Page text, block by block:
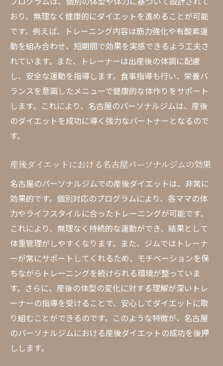
の特別プログラム
名古屋の特別プログラムで産後ダイエット
を始めよう
健康的な体型戻しを目指す名古屋パーソナ
ルジムの秘訣
産後ケアに特化した名古屋のパーソナルジ
ムの魅力
名古屋パーソナルジムの特別プログラムで
ナルジム利用法
名古屋での産後ダイエットをサポートする
特別プログラム
経験豊富なトレーナーがいる名古屋パーソナル
ジムでの産後サポート
名古屋パーソナルジムの熟練トレーナーに
よる安心サポート
産後ダイエットにおける名古屋のトレーナ
ーの役割
トレーナーの指導で産後の体型戻しを確実
に
おり、無理なく健康的にダイエットを進めることが可能
です。例えば、トレーニング内容は筋力強化や有酸素運
動を組み合わせ、短期間で効果を実感できるよう工夫さ
れています。また、トレーナーは出産後の体調に配慮
し、安全な運動を指導します。食事指導も行い、栄養バ
ランスを意識したメニューで健康的な体作りをサポート
します。これにより、名古屋のパーソナルジムは、産後
のダイエットを成功に導く強力なパートナーとなるので
す。
産後ダイエットにおける名古屋パーソナルジムの効果
名古屋のパーソナルジムでの産後ダイエットは、非常に
効果的です。個別対応のプログラムにより、各ママの体
力やライフスタイルに合ったトレーニングが可能です。
これにより、無理なく持続的な運動ができ、結果として
体重管理がしやすくなります。また、ジムではトレーナ
ーが常にサポートしてくれるため、モチベーションを保
ちながらトレーニングを続けられる環境が整っていま
す。さらに、産後の体型の変化に対する理解が深いトレ
ーナーの指導を受けることで、安心してダイエットに取
り組むことができるのです。このような特徴が、名古屋
のパーソナルジムにおける産後ダイエットの成功を後押
しします。